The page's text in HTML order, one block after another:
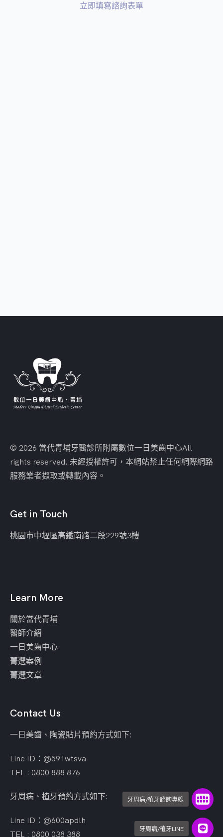
立即填寫諮詢表單
牙周病/植牙諮詢專線
牙周病/植牙LINE
© 2026 當代青埔牙醫診所附屬數位一日美齒中心All
rights reserved. 未經授權許可，本網站禁止任何網際網路
服務業者擷取或轉載內容。
Get in Touch
桃園市中壢區高鐵南路二段229號3樓
Learn More
關於當代青埔
醫師介紹
一日美齒中心
菁選案例
菁選文章
Contact Us
一日美齒、陶瓷貼片預約方式如下:
Line ID：@591wtsva
TEL : 0800 888 876
牙周病、植牙預約方式如下:
Line ID：@600apdlh
TEL : 0800 038 388